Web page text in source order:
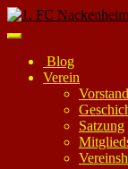
Skip
to
content
Toggle
navigationBlog
Verein
Satzung